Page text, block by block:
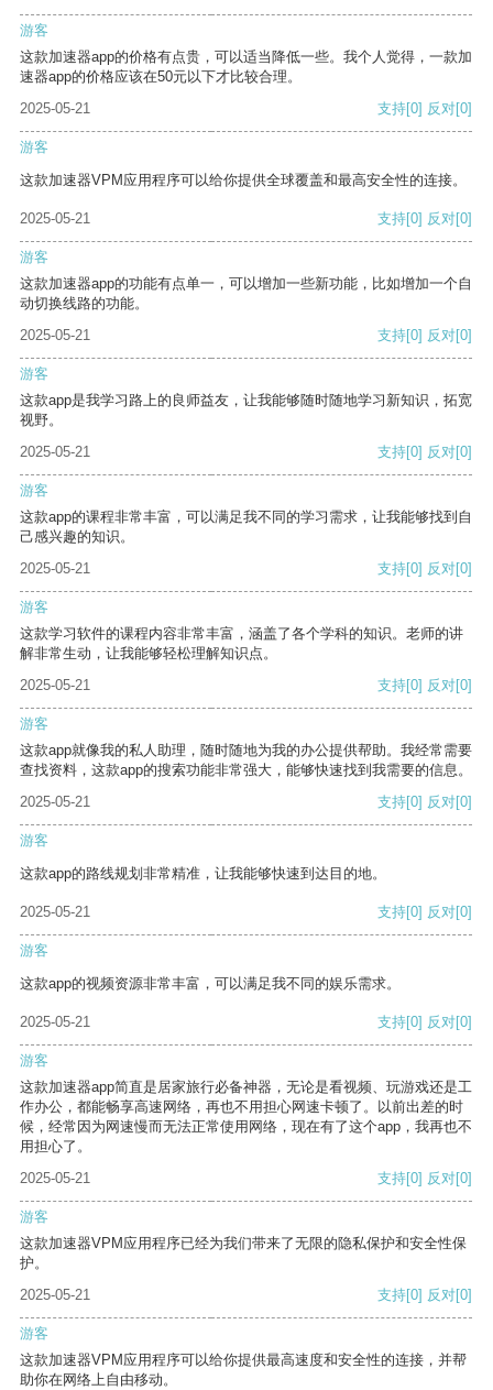
游客
这款加速器app的价格有点贵，可以适当降低一些。我个人觉得，一款加
速器app的价格应该在50元以下才比较合理。
2025-05-21
支持[0] 反对[0]
游客
这款加速器VPM应用程序可以给你提供全球覆盖和最高安全性的连接。
2025-05-21 支持[0] 反对[0]
游客
这款加速器app的功能有点单一，可以增加一些新功能，比如增加一个自
动切换线路的功能。
2025-05-21
支持[0] 反对[0]
游客
这款app是我学习路上的良师益友，让我能够随时随地学习新知识，拓宽
视野。
2025-05-21
支持[0] 反对[0]
游客
这款app的课程非常丰富，可以满足我不同的学习需求，让我能够找到自
己感兴趣的知识。
2025-05-21
支持[0] 反对[0]
游客
这款学习软件的课程内容非常丰富，涵盖了各个学科的知识。老师的讲
解非常生动，让我能够轻松理解知识点。
2025-05-21
支持[0] 反对[0]
游客
这款app就像我的私人助理，随时随地为我的办公提供帮助。我经常需要
查找资料，这款app的搜索功能非常强大，能够快速找到我需要的信息。
2025-05-21
支持[0] 反对[0]
游客
这款app的路线规划非常精准，让我能够快速到达目的地。
2025-05-21 支持[0] 反对[0]
游客
这款app的视频资源非常丰富，可以满足我不同的娱乐需求。
2025-05-21 支持[0] 反对[0]
游客
这款加速器app简直是居家旅行必备神器，无论是看视频、玩游戏还是工
作办公，都能畅享高速网络，再也不用担心网速卡顿了。以前出差的时
候，经常因为网速慢而无法正常使用网络，现在有了这个app，我再也不
用担心了。
2025-05-21
支持[0] 反对[0]
游客
这款加速器VPM应用程序已经为我们带来了无限的隐私保护和安全性保
护。
2025-05-21
支持[0] 反对[0]
游客
这款加速器VPM应用程序可以给你提供最高速度和安全性的连接，并帮
助你在网络上自由移动。